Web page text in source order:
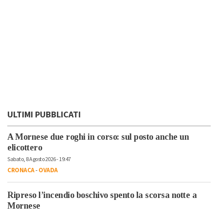
ULTIMI PUBBLICATI
A Mornese due roghi in corso: sul posto anche un
elicottero
Sabato, 8 Agosto 2026 - 19:47
CRONACA-OVADA
Ripreso l’incendio boschivo spento la scorsa notte a
Mornese